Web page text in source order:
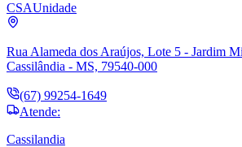
CSAUnidade
Rua Alameda dos Araújos, Lote 5 - Jardim
Cassilândia - MS, 79540-000
(67) 99254-1649
Atende:
Cassilandia